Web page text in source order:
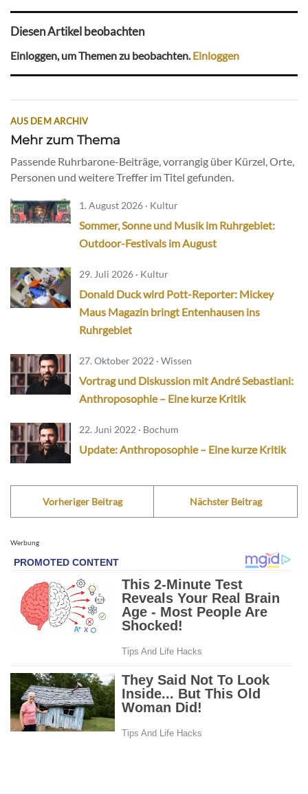
Diesen Artikel beobachten
Einloggen, um Themen zu beobachten.Einloggen
AUS DEM ARCHIV
Mehr zum Thema
Passende Ruhrbarone-Beiträge, vorrangig über Kürzel, Orte,
Personen und weitere Treffer im Titel gefunden.
1. August 2026 · Kultur
Sommer, Sonne und Musik im Ruhrgebiet:
Outdoor-Festivals im August
29. Juli 2026 · Kultur
Donald Duck wird Pott-Reporter: Mickey
Maus Magazin bringt Entenhausen ins
Ruhrgebiet
27. Oktober 2022 · Wissen
Vortrag und Diskussion mit André Sebastiani:
Anthroposophie – Eine kurze Kritik
22. Juni 2022 · Bochum
Update: Anthroposophie – Eine kurze Kritik
Vorheriger Beitrag Nächster Beitrag
Werbung